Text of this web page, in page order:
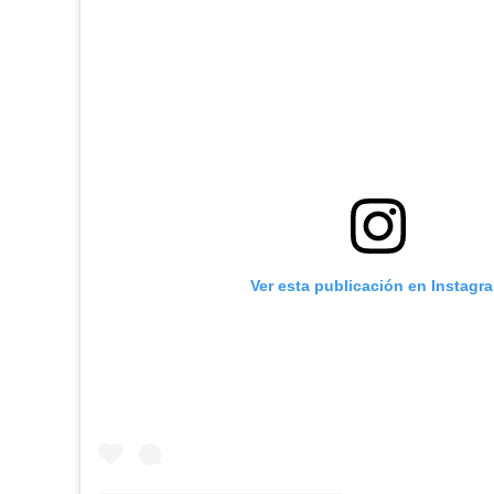
Ver esta publicación en